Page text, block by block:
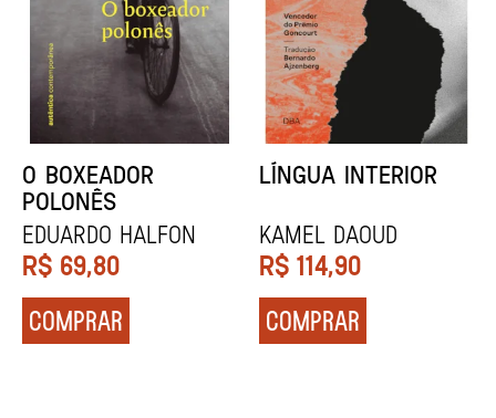
DENTES BRANCOS
Zadie Smith
R$ 129,90
COMPRAR
UCRÂNIA
Andrei Kurkov
R$ 139,90
COMPRAR